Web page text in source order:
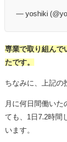
— yoshiki
専業で取り組んで
たです。
ちなみに、上記の
月に何日間働いた
ても、1日7.2時間
います。